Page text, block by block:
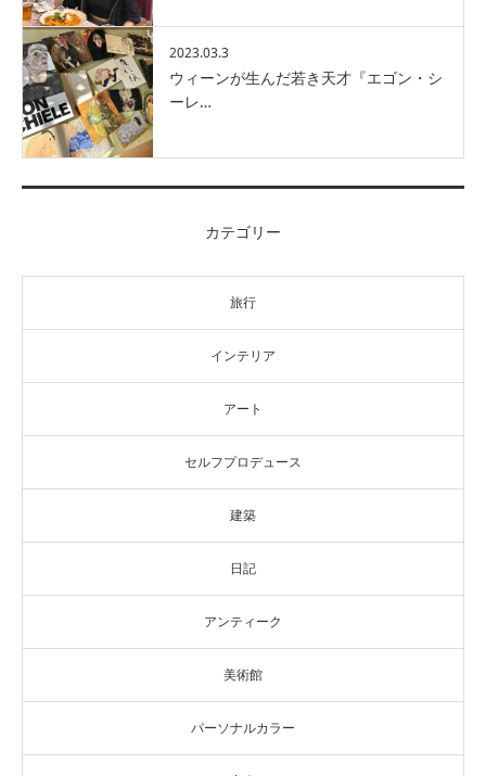
2023.03.3
ウィーンが生んだ若き天才『エゴン・シ
ーレ…
カテゴリー
旅行
インテリア
アート
セルフプロデュース
建築
日記
アンティーク
美術館
パーソナルカラー